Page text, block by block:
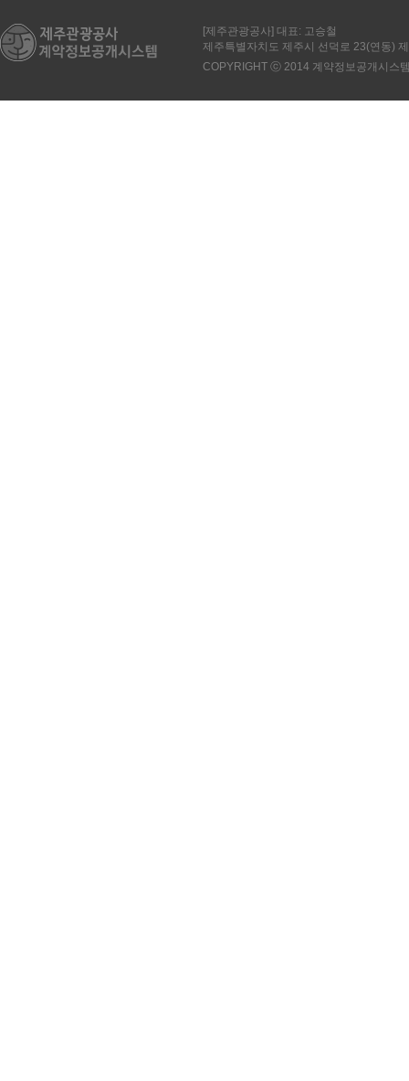
[제주관광공사] 대표: 고승철
제주특별자치도 제주시 선덕로 23(연동)
COPYRIGHT ⓒ 2014 계약정보공개시스